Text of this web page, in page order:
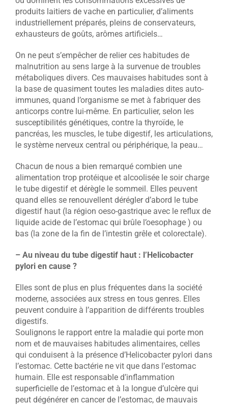
produits laitiers de vache en particulier, d’aliments
industriellement préparés, pleins de conservateurs,
exhausteurs de goûts, arômes artificiels…
On ne peut s’empêcher de relier ces habitudes de
malnutrition au sens large à la survenue de troubles
métaboliques divers. Ces mauvaises habitudes sont à
la base de quasiment toutes les maladies dites auto-
immunes, quand l’organisme se met à fabriquer des
anticorps contre lui-même. En particulier, selon les
susceptibilités génétiques, contre la thyroïde, le
pancréas, les muscles, le tube digestif, les articulations,
le système nerveux central ou périphérique, la peau…
Chacun de nous a bien remarqué combien une
alimentation trop protéique et alcoolisée le soir charge
le tube digestif et dérègle le sommeil. Elles peuvent
quand elles se renouvellent dérégler d’abord le tube
digestif haut (la région oeso-gastrique avec le reflux de
liquide acide de l’estomac qui brûle l’oesophage ) ou
bas (la zone de la fin de l’intestin grêle et colorectale).
– Au niveau du tube digestif haut : l’Helicobacter
pylori en cause ?
Elles sont de plus en plus fréquentes dans la société
moderne, associées aux stress en tous genres. Elles
peuvent conduire à l’apparition de différents troubles
digestifs.
Soulignons le rapport entre la maladie qui porte mon
nom et de mauvaises habitudes alimentaires, celles
qui conduisent à la présence d’Helicobacter pylori dans
l’estomac. Cette bactérie ne vit que dans l’estomac
humain. Elle est responsable d’inflammation
superficielle de l’estomac et à la longue d’ulcère qui
peut dégénérer en cancer de l’estomac, de mauvais